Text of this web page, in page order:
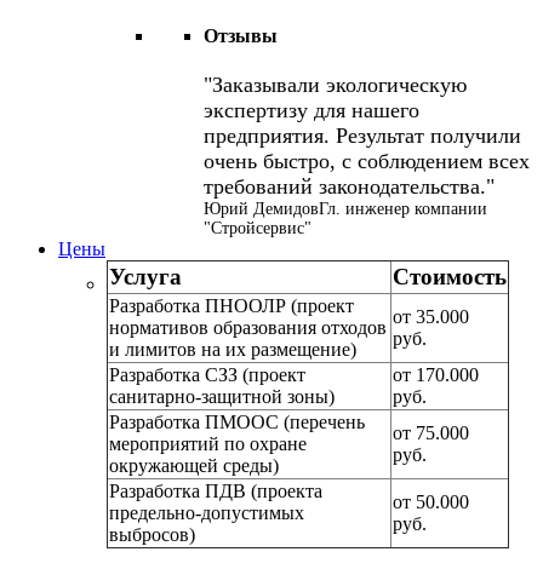
Отзывы
Заказывали экологическую
экспертизу для нашего
предприятия. Результат получили
очень быстро, с соблюдением всех
требований законодательства.
Юрий ДемидовГл. инженер компании
"Стройсервис"
Цены
Услуга Стоимость
Разработка ПНООЛР (проект
нормативов образования отходов
и лимитов на их размещение)
от 35.000
руб.
Разработка СЗЗ (проект
санитарно-защитной зоны)
от 170.000
руб.
Разработка ПМООС (перечень
мероприятий по охране
окружающей среды)
от 75.000
руб.
Разработка ПДВ (проекта
предельно-допустимых
выбросов)
от 50.000
руб.